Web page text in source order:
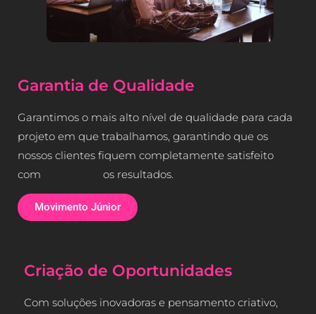
Garantia de Qualidade
Garantimos o mais alto nível de qualidade para cada
projeto em que trabalhamos, garantindo que os
nossos clientes fiquem completamente satisfeito
com                      os resultados.
Movimento Júnior
Criação de Oportunidades
Com soluções inovadoras e pensamento criativo,